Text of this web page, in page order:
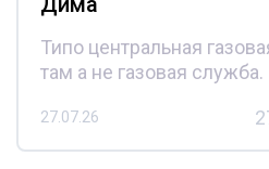
Типо центральная
там а не газовая служба.
27.07.26